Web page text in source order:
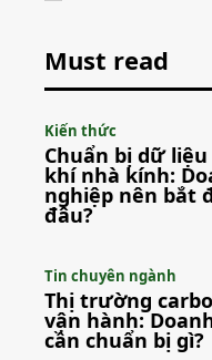
Must read
Kiến thức
Chuẩn bị dữ
khí nhà kính:
nghiệp nên bắt
đâu?
Tin chuyên ngành
Thị trường
vận hành:
cần chuẩn bị gì?